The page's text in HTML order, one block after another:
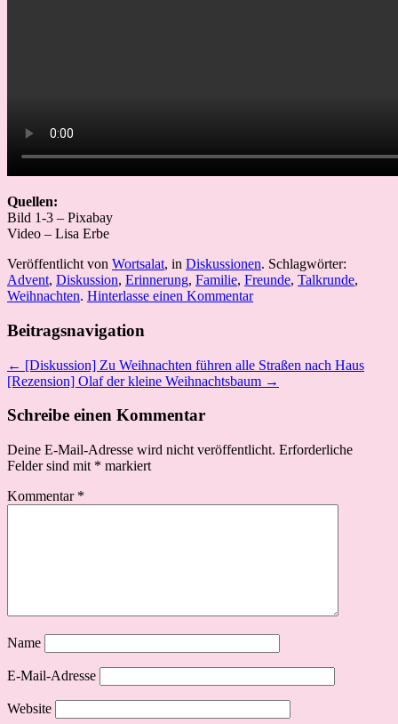
Quellen:
Bild 1-3 – Pixabay
Video – Lisa Erbe
Veröffentlicht von Wortsalat, in Diskussionen. Schlagwörter:
Advent, Diskussion, Erinnerung, Familie, Freunde, Talkrunde,
Weihnachten. Hinterlasse einen Kommentar
Beitragsnavigation
← [Diskussion] Zu Weihnachten führen alle Straßen nach Haus
[Rezension] Olaf der kleine Weihnachtsbaum →
Schreibe einen Kommentar
Deine E-Mail-Adresse wird nicht veröffentlicht. Erforderliche
Felder sind mit * markiert
Kommentar *
Name
E-Mail-Adresse
Website